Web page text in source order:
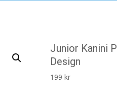
Junior Kanini
Design
199kr